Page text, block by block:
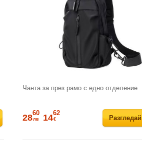
Чанта за през рамо с едно отделение
Разгледай
2860
лв 1462
€